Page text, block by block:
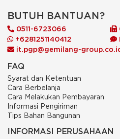
BUTUH BANTUAN?
0511-6723066
+6281251140412
it.pgp@gemilang-
FAQ
Syarat dan Ketentuan
Cara Berbelanja
Cara Melakukan Pembayaran
Informasi Pengiriman
Tips Bahan Bangunan
INFORMASI PERUSAHAAN